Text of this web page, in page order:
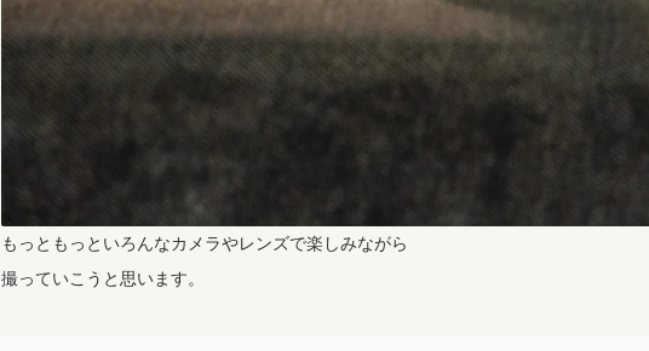
もっともっといろんなカメラやレンズで楽しみながら
撮っていこうと思います。